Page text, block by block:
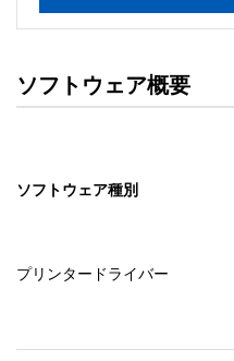
ルをお読み下さい。
ソフトウェアの保証範囲
・ソフトウェアのダウンロ
セイコーエプソン株式会社
ソフトウェア概要
ソフトウェア種別
プリンタードライバー